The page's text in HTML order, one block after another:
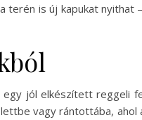
terén is új kapukat
jól elkészített reggeli
vagy rántottába,